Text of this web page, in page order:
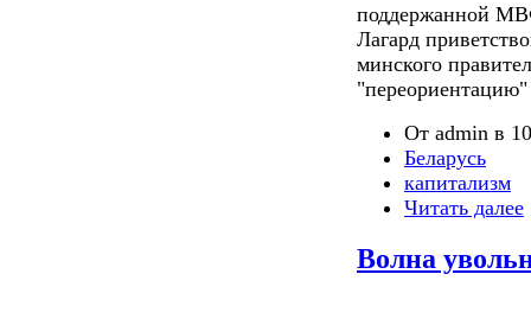
поддержанной
Лагард
минского
"переориентацию"
От admin в
Беларусь
капитализм
Читать далее
Волна